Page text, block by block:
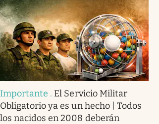
Importante . El Servicio Militar
Obligatorio ya es un hecho | Todos
los nacidos en 2008 deberán